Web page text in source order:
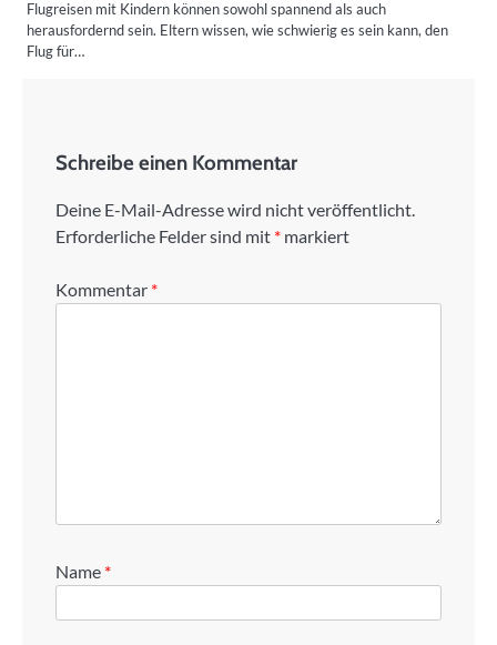
Flugreisen mit Kindern können sowohl spannend als auch
herausfordernd sein. Eltern wissen, wie schwierig es sein kann, den
Flug für…
Schreibe einen Kommentar
Deine E-Mail-Adresse wird nicht veröffentlicht.
Erforderliche Felder sind mit * markiert
Kommentar *
Name *